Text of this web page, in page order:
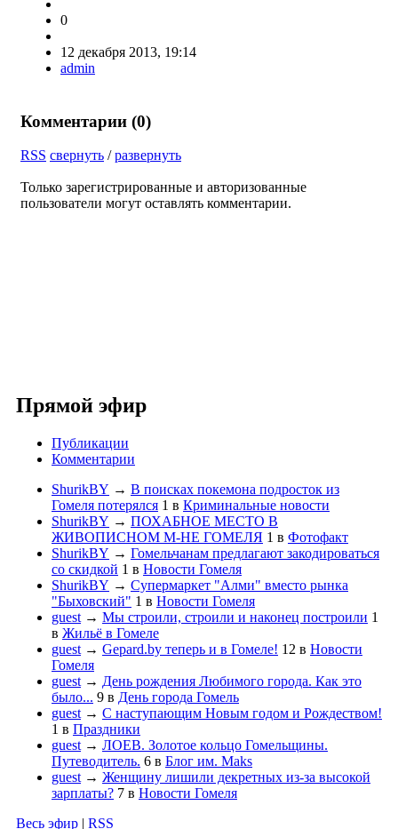
0
12 декабря 2013, 19:14
admin
Комментарии (0)
RSS свернуть /развернуть
Только зарегистрированные и авторизованные
пользователи могут оставлять комментарии.
Прямой эфир
Публикации
Комментарии
ShurikBY → В поисках покемона подросток из
Гомеля потерялся 1 в Криминальные новости
ShurikBY → ПОХАБНОЕ МЕСТО В
ЖИВОПИСНОМ М-НЕ ГОМЕЛЯ 1 в Фотофакт
ShurikBY → Гомельчанам предлагают закодироваться
со скидкой 1 в Новости Гомеля
ShurikBY → Супермаркет "Алми" вместо рынка
"Быховский" 1 в Новости Гомеля
guest → Мы строили, строили и наконец построили 1
в Жильё в Гомеле
guest → Gepard.by теперь и в Гомеле! 12 в Новости
Гомеля
guest → День рождения Любимого города. Как это
было... 9 в День города Гомель
guest → С наступающим Новым годом и Рождеством!
1 в Праздники
guest → ЛОЕВ. Золотое кольцо Гомельщины.
Путеводитель. 6 в Блог им. Maks
guest → Женщину лишили декретных из-за высокой
зарплаты? 7 в Новости Гомеля
Весь эфир | RSS